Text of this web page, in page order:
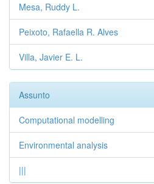
Mesa, Ruddy L.
Peixoto, Rafaella R. Alves
Villa, Javier E. L.
Assunto
Computational modelling
Environmental analysis
|||